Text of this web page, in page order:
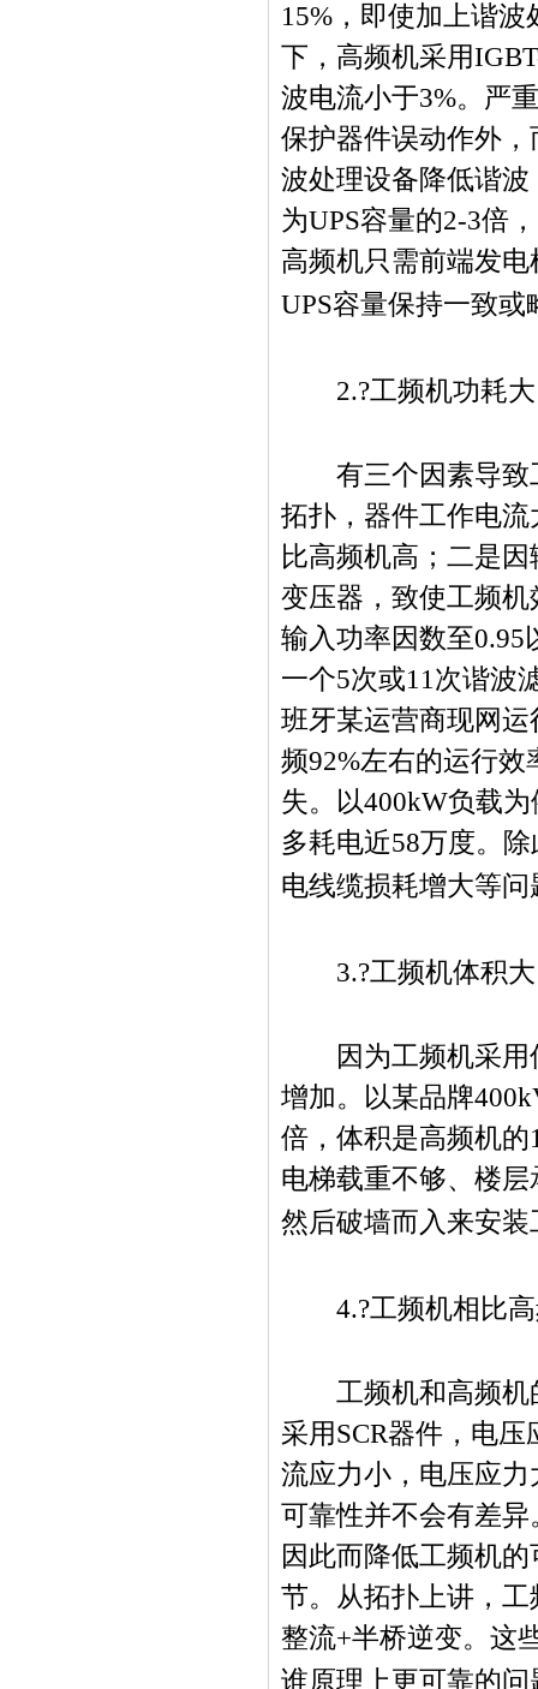
15% ，即使加上谐
下，高频机采用
波电流小于3%。严
保护器件误动作外
波处理设备降低谐
为UPS容量的2-3倍
高频机只需前端发
UPS容量保持一致或
2.?工频机功耗大
有三个因素导致
拓扑，器件工作电
比高频机高；二是
变压器，致使工频机
输入功率因数至0.95
一个5次或11次谐波
班牙某运营商现网
频92%左右的运行效
失。以400kW负载为
多耗电近58万度。
电线缆损耗增大等问
3.?工频机体积
因为工频机采用
增加。以某品牌
倍，体积是高频机的
电梯载重不够、楼
然后破墙而入来安装
4.?工频机相比
工频机和高频机
采用 SCR器件，电压
流应力小，电压应力
可靠性并不会有差
因此而降低工频机
节。从拓扑上讲，
整流+半桥逆变。这
谁原理上更可靠的